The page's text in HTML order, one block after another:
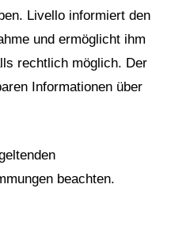
Livello informiert den
und ermöglicht ihm
rechtlich möglich. Der
Informationen über
beachten.